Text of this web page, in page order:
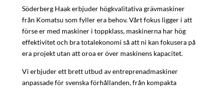
Söderberg Haak erbjuder högkvalitativa grävmaskiner
från Komatsu som fyller era behov. Vårt fokus ligger i att
förse er med maskiner i toppklass, maskinerna har hög
effektivitet och bra totalekonomi så att ni kan fokusera på
era projekt utan att oroa er över maskinens kapacitet.
Vi erbjuder ett brett utbud av entreprenadmaskiner
anpassade för svenska förhållanden, från kompakta